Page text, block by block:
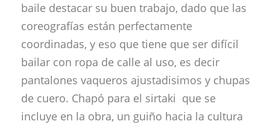
baile destacar su buen trabajo, dado que las
coreografías están perfectamente
coordinadas, y eso que tiene que ser difícil
bailar con ropa de calle al uso, es decir
pantalones vaqueros ajustadisimos y chupas
de cuero. Chapó para el sirtaki que se
incluye en la obra, un guiño hacia la cultura